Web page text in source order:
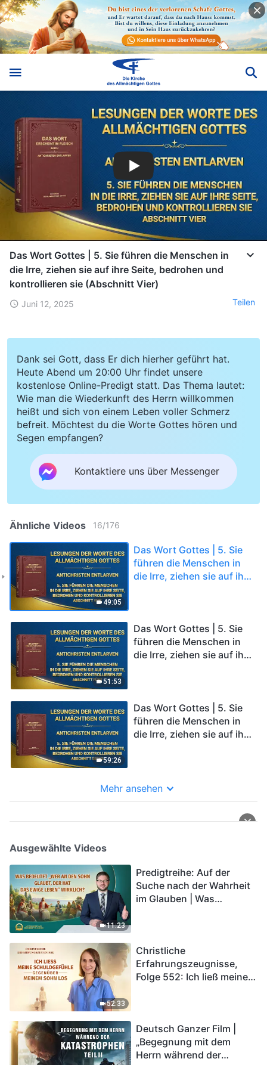
Das Wort Gottes | 5. Sie führen die Menschen in
die Irre, ziehen sie auf ihre Seite, bedrohen und
kontrollieren sie (Abschnitt Vier)
Juni 12, 2025 Teilen
Dank sei Gott, dass Er dich hierher geführt hat.
Heute Abend um 20:00 Uhr findet unsere
kostenlose Online-Predigt statt. Das Thema lautet:
Wie man die Wiederkunft des Herrn willkommen
heißt und sich von einem Leben voller Schmerz
befreit. Möchtest du die Worte Gottes hören und
Segen empfangen?
Kontaktiere uns über Messenger
Ähnliche Videos 16/176
49:05
Das Wort Gottes | 5. Sie
führen die Menschen in
die Irre, ziehen sie auf ihre
51:53
Das Wort Gottes | 5. Sie
führen die Menschen in
die Irre, ziehen sie auf ihre
59:26
Das Wort Gottes | 5. Sie
führen die Menschen in
die Irre, ziehen sie auf ihre
Mehr ansehen
Ausgewählte Videos
11:23
Predigtreihe: Auf der
Suche nach der Wahrheit
im Glauben | Was
52:33
Christliche
Erfahrungszeugnisse,
Folge 552: Ich ließ meine
Deutsch Ganzer Film |
„Begegnung mit dem
Herrn während der